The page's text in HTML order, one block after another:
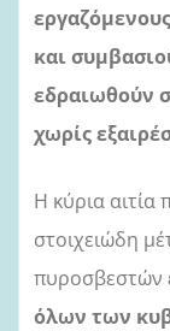
και
εδραιωθούν
χωρίς
Η κύρια
στοιχειώδη
πυροσβεστών
όλων των